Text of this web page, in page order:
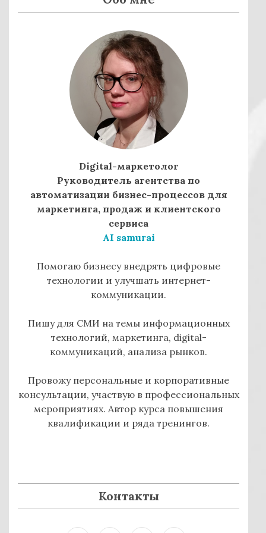
Digital-маркетолог
Руководитель агентства по
автоматизации бизнес-процессов для
маркетинга, продаж и клиентского
сервиса
AI samurai
Помогаю бизнесу внедрять цифровые
технологии и улучшать интернет-
коммуникации.
Пишу для СМИ на темы информационных
технологий, маркетинга, digital-
коммуникаций, анализа рынков.
Провожу персональные и корпоративные
консультации, участвую в профессиональных
мероприятиях. Автор курса повышения
квалификации и ряда тренингов.
Контакты